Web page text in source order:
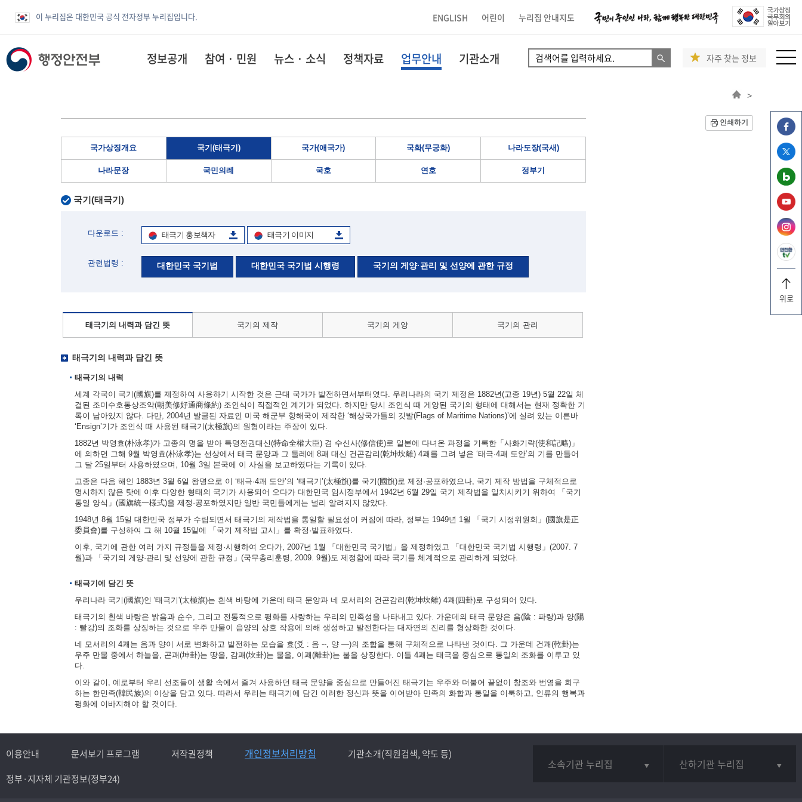
이 누리집은 대한민국 공식 전자정부 누리집입니다. ENGLISH 어린이 누리집 안내지도
위로
정보공개 참여 · 민원 뉴스 · 소식 정책자료 업무안내 기관소개 자주 찾는 정보
>
인쇄하기
국가상징개요 국기(태극기) 국가(애국가) 국화(무궁화) 나라도장(국새)
나라문장 국민의례 국호 연호 정부기
국기(태극기)
다운로드 : 태극기 홍보책자 태극기 이미지
관련법령 : 대한민국 국기법 대한민국 국기법 시행령 국기의 게양·관리 및 선양에 관한 규정
태극기의 내력과 담긴 뜻 국기의 제작 국기의 게양 국기의 관리
태극기의 내력과 담긴 뜻
태극기의 내력
세계 각국이 국기(國旗)를 제정하여 사용하기 시작한 것은 근대 국가가 발전하면서부터였다. 우리나라의 국기 제정은 1882년(고종 19년) 5월 22일 체
결된 조미수호통상조약(朝美修好通商條約) 조인식이 직접적인 계기가 되었다. 하지만 당시 조인식 때 게양된 국기의 형태에 대해서는 현재 정확한 기
록이 남아있지 않다. 다만, 2004년 발굴된 자료인 미국 해군부 항해국이 제작한 ‘해상국가들의 깃발(Flags of Maritime Nations)’에 실려 있는 이른바
‘Ensign’기가 조인식 때 사용된 태극기(太極旗)의 원형이라는 주장이 있다.
1882년 박영효(朴泳孝)가 고종의 명을 받아 특명전권대신(特命全權大臣) 겸 수신사(修信使)로 일본에 다녀온 과정을 기록한「사화기략(使和記略)」
에 의하면 그해 9월 박영효(朴泳孝)는 선상에서 태극 문양과 그 둘레에 8괘 대신 건곤감리(乾坤坎離) 4괘를 그려 넣은 ‘태극·4괘 도안’의 기를 만들어
그 달 25일부터 사용하였으며, 10월 3일 본국에 이 사실을 보고하였다는 기록이 있다.
고종은 다음 해인 1883년 3월 6일 왕명으로 이 ‘태극·4괘 도안’의 ‘태극기’(太極旗)를 국기(國旗)로 제정·공포하였으나, 국기 제작 방법을 구체적으로
명시하지 않은 탓에 이후 다양한 형태의 국기가 사용되어 오다가 대한민국 임시정부에서 1942년 6월 29일 국기 제작법을 일치시키기 위하여 「국기
통일 양식」(國旗統一樣式)을 제정·공포하였지만 일반 국민들에게는 널리 알려지지 않았다.
1948년 8월 15일 대한민국 정부가 수립되면서 태극기의 제작법을 통일할 필요성이 커짐에 따라, 정부는 1949년 1월 「국기 시정위원회」(國旗是正
委員會)를 구성하여 그 해 10월 15일에 「국기 제작법 고시」를 확정·발표하였다.
이후, 국기에 관한 여러 가지 규정들을 제정·시행하여 오다가, 2007년 1월 「대한민국 국기법」을 제정하였고 「대한민국 국기법 시행령」(2007. 7
월)과 「국기의 게양·관리 및 선양에 관한 규정」(국무총리훈령, 2009. 9월)도 제정함에 따라 국기를 체계적으로 관리하게 되었다.
태극기에 담긴 뜻
우리나라 국기(國旗)인 '태극기'(太極旗)는 흰색 바탕에 가운데 태극 문양과 네 모서리의 건곤감리(乾坤坎離) 4괘(四卦)로 구성되어 있다.
태극기의 흰색 바탕은 밝음과 순수, 그리고 전통적으로 평화를 사랑하는 우리의 민족성을 나타내고 있다. 가운데의 태극 문양은 음(陰 : 파랑)과 양(陽
: 빨강)의 조화를 상징하는 것으로 우주 만물이 음양의 상호 작용에 의해 생성하고 발전한다는 대자연의 진리를 형상화한 것이다.
네 모서리의 4괘는 음과 양이 서로 변화하고 발전하는 모습을 효(爻 : 음 --, 양 ―)의 조합을 통해 구체적으로 나타낸 것이다. 그 가운데 건괘(乾卦)는
우주 만물 중에서 하늘을, 곤괘(坤卦)는 땅을, 감괘(坎卦)는 물을, 이괘(離卦)는 불을 상징한다. 이들 4괘는 태극을 중심으로 통일의 조화를 이루고 있
다.
이와 같이, 예로부터 우리 선조들이 생활 속에서 즐겨 사용하던 태극 문양을 중심으로 만들어진 태극기는 우주와 더불어 끝없이 창조와 번영을 희구
하는 한민족(韓民族)의 이상을 담고 있다. 따라서 우리는 태극기에 담긴 이러한 정신과 뜻을 이어받아 민족의 화합과 통일을 이룩하고, 인류의 행복과
평화에 이바지해야 할 것이다.
이용안내 문서보기 프로그램 저작권정책 개인정보처리방침
기관소개(직원검색, 약도 등)
정부·지자체 기관정보(정부24)
소속기관 누리집 산하기관 누리집